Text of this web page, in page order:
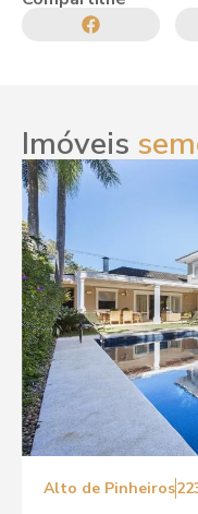
Imóveis
Alto de Pinheiros